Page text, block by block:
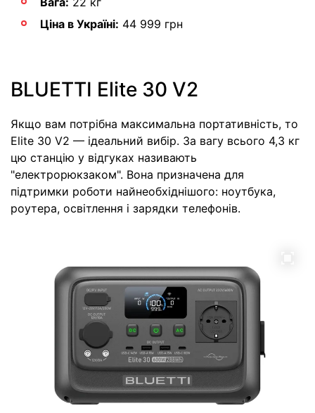
Ціна в Україні: 44 999 грн
BLUETTI Elite 30 V2
Якщо вам потрібна максимальна портативність, то
Elite 30 V2 — ідеальний вибір. За вагу всього 4,3 кг
цю станцію у відгуках називають
"електрорюкзаком". Вона призначена для
підтримки роботи найнеобхіднішого: ноутбука,
роутера, освітлення і зарядки телефонів.